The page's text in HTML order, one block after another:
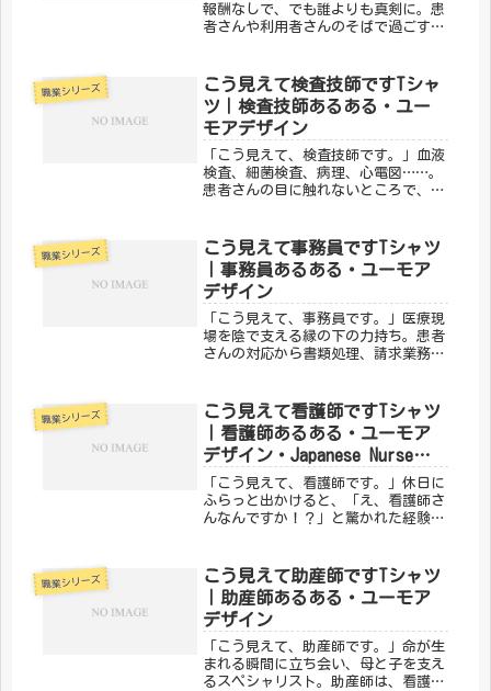
報酬なしで、でも誰よりも真剣に。患
者さんや利用者さんのそばで過ごす時
りをユーモラスに込めたのが、メディ
カルきのこセンターの「こう見えてボ
ラ...
職業シリーズ
こう見えて検査技師ですTシャ
ツ｜検査技師あるある・ユー
モアデザイン
「こう見えて、検査技師です。」血液
検査、細菌検査、病理、心電図……。
患者さんの目に触れないところで、診
を、メディカルきのこセンターの「こ
う見えて検査技師です。」デザインで
ユ...
職業シリーズ
こう見えて事務員ですTシャツ
｜事務員あるある・ユーモア
デザイン
「こう見えて、事務員です。」医療現
場を陰で支える縁の下の力持ち。患者
さんの対応から書類処理、請求業務ま
とやりがいを、メディカルきのこセン
ターの「こう見えて事務員です。」デ
ザ...
職業シリーズ
こう見えて看護師ですTシャツ
｜看護師あるある・ユーモア
デザイン・Japanese Nurse
Shirt
「こう見えて、看護師です。」休日に
ふらっと出かけると、「え、看護師さ
んなんですか！？」と驚かれた経験、
急変対応で磨かれたプロの感覚がしっ
かり宿っている。そんな看護師のあの
独...
職業シリーズ
こう見えて助産師ですTシャツ
｜助産師あるある・ユーモア
デザイン
「こう見えて、助産師です。」命が生
まれる瞬間に立ち会い、母と子を支え
るスペシャリスト。助産師は、看護師